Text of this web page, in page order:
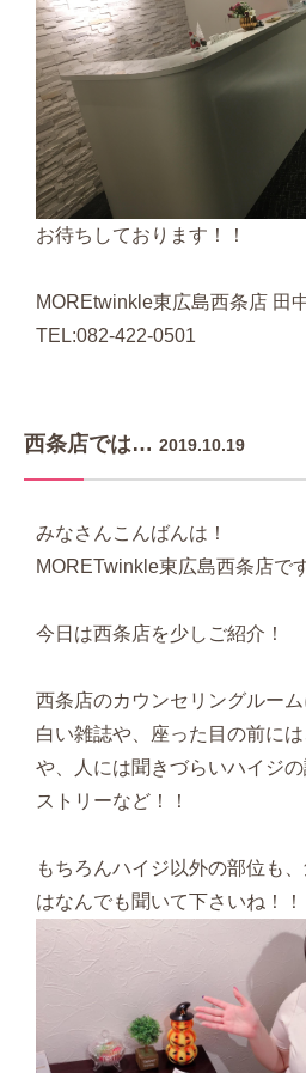
お待ちしております！！
MOREtwinkle東広島西条店 田
TEL:082-422-0501
西条店では… 2019.10.19
みなさんこんばんは！
MORETwinkle東広島西条店で
今日は西条店を少しご紹介！
西条店のカウンセリングルー
白い雑誌や、座った目の前に
や、人には聞きづらいハイジ
ストリーなど！！
もちろんハイジ以外の部位も
はなんでも聞いて下さいね！！